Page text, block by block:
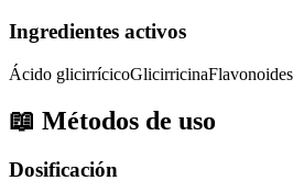
Ingredientes activos
Ácido glicirrícicoGlicirricinaFlavonoides
📖 Métodos de uso
Dosificación